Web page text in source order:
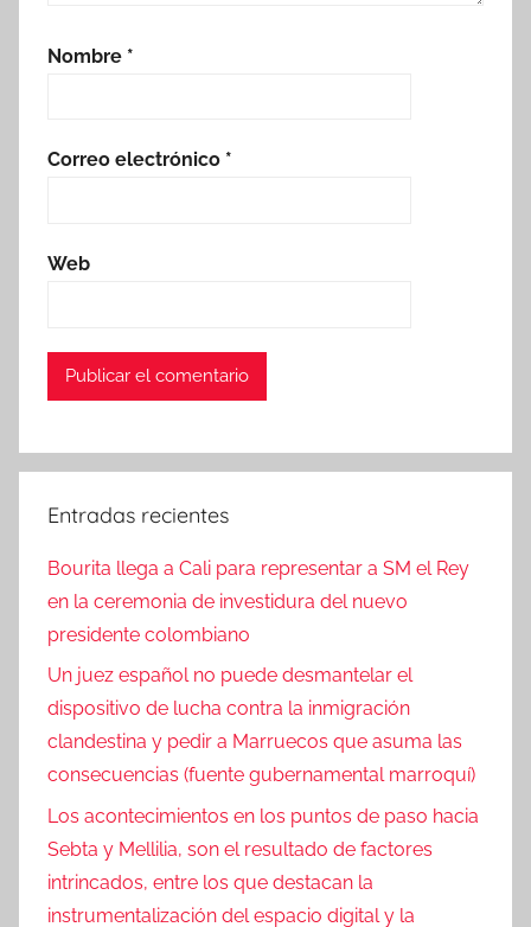
Nombre *
Correo electrónico *
Web
Entradas recientes
Bourita llega a Cali para representar a SM el Rey
en la ceremonia de investidura del nuevo
presidente colombiano
Un juez español no puede desmantelar el
dispositivo de lucha contra la inmigración
clandestina y pedir a Marruecos que asuma las
consecuencias (fuente gubernamental marroquí)
Los acontecimientos en los puntos de paso hacia
Sebta y Mellilia, son el resultado de factores
intrincados, entre los que destacan la
instrumentalización del espacio digital y la